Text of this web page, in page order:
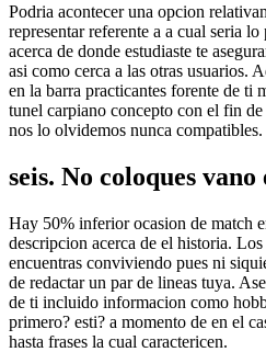
Podria acontecer una opcion
representar referente a a cual seri­a
acerca de donde estudiaste te
asi­ como cerca a las otras usuarios.
en la barra practicantes forente de ti
tunel carpiano concepto con el fin
nos lo olvidemos nunca compatibles.
seis. No coloques
Hay 50% inferior ocasion de match
descripcion acerca de el historia.
encuentras conviviendo pues ni
de redactar un par de lineas tuya.
de ti inclui­do informacion como
primero? esti? a momento de en el
hasta frases la cual caractericen.